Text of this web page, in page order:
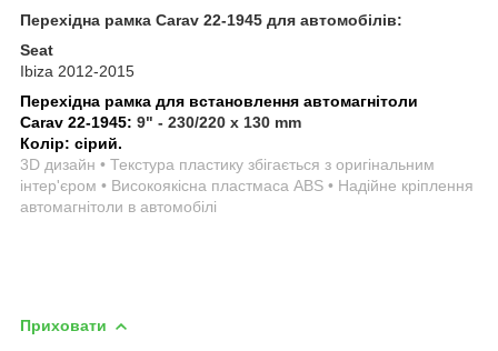
Перехідна рамка Carav 22-1945 для автомобілів:
Seat
Ibiza 2012-2015
Перехідна рамка для встановлення автомагнітоли
Carav 22-1945: 9" - 230/220 x 130 mm
Колір: сірий.
3D дизайн • Текстура пластику збігається з оригінальним
інтер'єром • Високоякісна пластмаса ABS • Надійне кріплення
автомагнітоли в автомобілі
Приховати